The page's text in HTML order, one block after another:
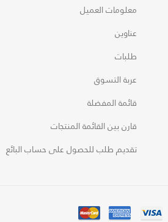
معلومات العميل
عناوين
طلبات
عربة التسوق
قائمة المفضلة
قارن بين القائمة المنتجات
تقديم طلب للحصول على حساب البائع